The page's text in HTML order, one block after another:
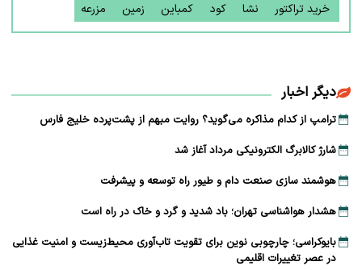
خرید تراکتور نشا کود کمباین زمین مزرعه
دیگر اخبار
ترامپ از کدام مذاکره می‌گوید؟ روایت مبهم از پشت‌پرده خلیج فارس
شارژ کالابرگ الکترونیکی مرداد آغاز شد
هوشمند سازی صنعت دام و طیور راه توسعه و پیشرفت
هشدار هواشناسی تهران؛ باد شدید و گرد و خاک در راه است
بایوکراسی؛ چارچوبی نوین برای تقویت تاب‌آوری محیط‌زیست و امنیت غذایی
در عصر تغییرات اقلیمی